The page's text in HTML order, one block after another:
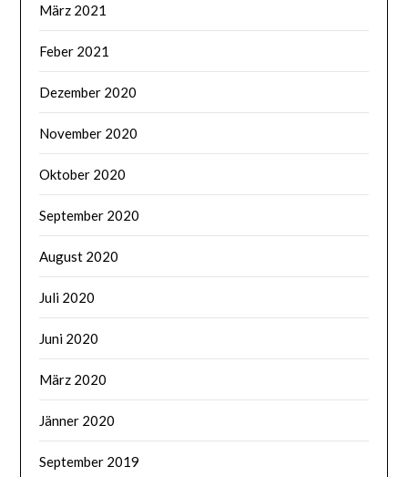
März 2021
Feber 2021
Dezember 2020
November 2020
Oktober 2020
September 2020
August 2020
Juli 2020
Juni 2020
März 2020
Jänner 2020
September 2019